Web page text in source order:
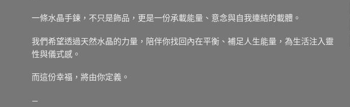
一條水晶手鍊，不只是飾品，更是一份承載能量、意念與自我連結的載體。
我們希望透過天然水晶的力量，陪伴你找回內在平衡、補足人生能量，為生活注入靈
性與儀式感。
而這份幸福，將由你定義。
—